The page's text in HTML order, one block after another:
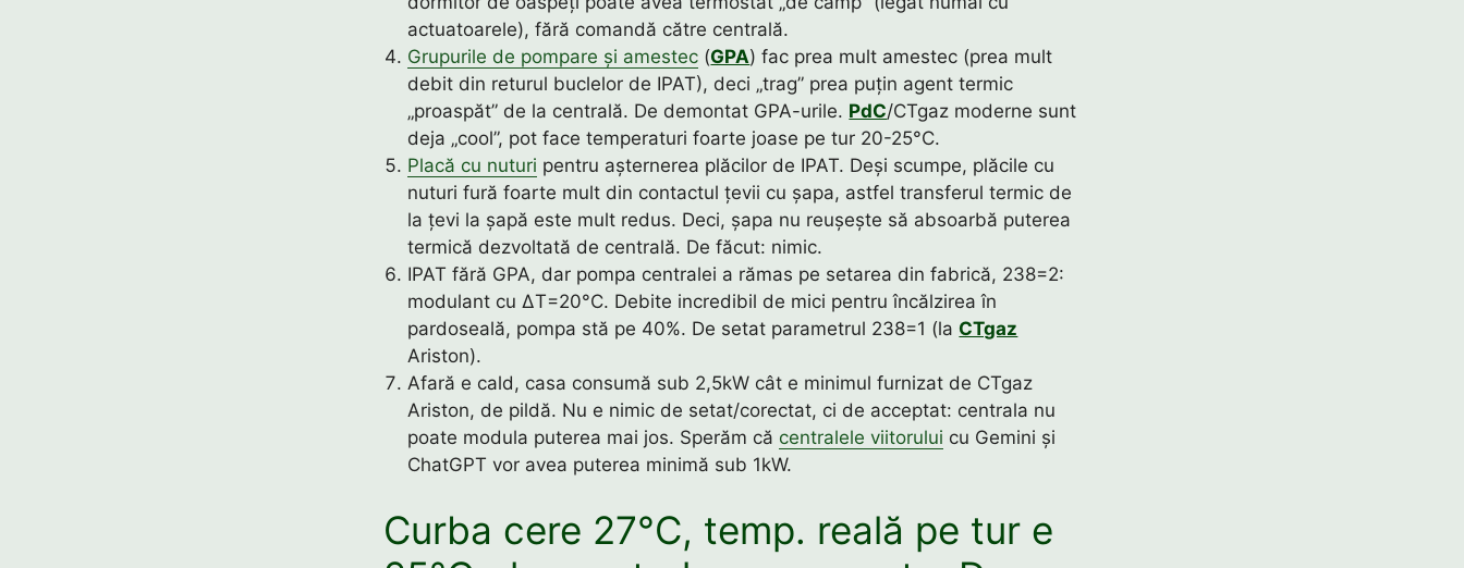
actuatoarele), fără comandă către centrală.
Grupurile de pompare și amestec (GPA) fac prea mult amestec (prea mult
debit din returul buclelor de IPAT), deci „trag” prea puțin agent termic
„proaspăt” de la centrală. De demontat GPA-urile. PdC/CTgaz moderne sunt
deja „cool”, pot face temperaturi foarte joase pe tur 20-25°C.
Placă cu nuturi pentru așternerea plăcilor de IPAT. Deși scumpe, plăcile cu
nuturi fură foarte mult din contactul țevii cu șapa, astfel transferul termic de
la țevi la șapă este mult redus. Deci, șapa nu reușește să absoarbă puterea
termică dezvoltată de centrală. De făcut: nimic.
IPAT fără GPA, dar pompa centralei a rămas pe setarea din fabrică, 238=2:
modulant cu ΔT=20°C. Debite incredibil de mici pentru încălzirea în
pardoseală, pompa stă pe 40%. De setat parametrul 238=1 (la CTgaz
Ariston).
Afară e cald, casa consumă sub 2,5kW cât e minimul furnizat de CTgaz
Ariston, de pildă. Nu e nimic de setat/corectat, ci de acceptat: centrala nu
poate modula puterea mai jos. Sperăm că centralele viitorului cu Gemini și
ChatGPT vor avea puterea minimă sub 1kW.
Curba cere 27°C, temp. reală pe tur e